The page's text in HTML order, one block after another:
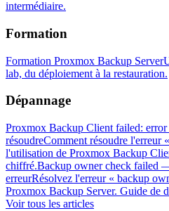
intermédiaire.
Formation
Formation Proxmox Backup Server
lab, du déploiement à la restauration.
Dépannage
Proxmox Backup Client failed:
résoudreComment résoudre l'erreur
l'utilisation de Proxmox Backup
chiffré.Backup owner check failed
erreurRésolvez l'erreur « backup
Proxmox Backup Server. Guide de
Voir tous les articles